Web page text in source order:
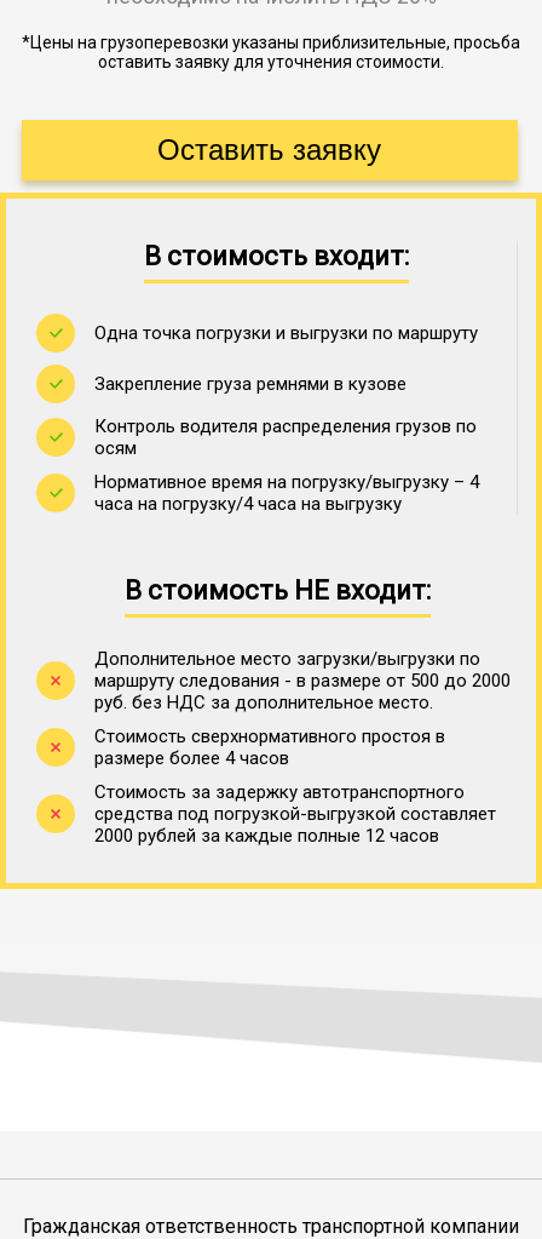
*Цены на грузоперевозки указаны приблизительные, просьба
оставить заявку для уточнения стоимости.
В стоимость входит:
Одна точка погрузки и выгрузки по маршруту
Закрепление груза ремнями в кузове
Контроль водителя распределения грузов по
осям
Нормативное время на погрузку/выгрузку – 4
часа на погрузку/4 часа на выгрузку
В стоимость НЕ входит:
Дополнительное место загрузки/выгрузки по
маршруту следования - в размере от 500 до 2000
руб. без НДС за дополнительное место.
Стоимость сверхнормативного простоя в
размере более 4 часов
Стоимость за задержку автотранспортного
средства под погрузкой-выгрузкой составляет
2000 рублей за каждые полные 12 часов
Гражданская ответственность транспортной компании